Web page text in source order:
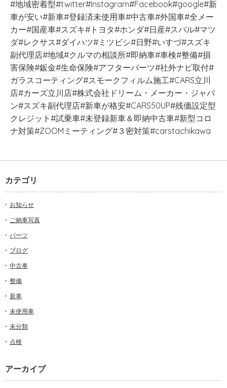
#地域密着型#twitter#Instagram#Facebook#google#新
車が安い#新車#登録済未使用車#中古車#外国車#全メー
カー#国産車#スズキ#トヨタ#ホンダ#日産#スバル#マツ
ダ#レクサス#ダイハツ#ミツビシ#日野#いすづ#スズキ
副代理店#地域#クルマの相談所#即納車#車検#整備#損
害保険#鈑金#生命保険#アフターパーツ#社外ナビ取付#
ガラスコーティング#スモークフィルム施工#CARS立川
店#カーズ立川店#株式会社ドリーム・メーカー・ジャパ
ン#スズキ副代理店#新車が格安#CARS50UP#残価設定型
クレジット#試乗車#未登録新車＆即納中古車#新型コロ
ナ対策#ZOOMミーティング#３密対策#carstachikawa
カテゴリ
お知らせ
ご納車写真
パーツ
ブログ
中古車
整備
新車
未使用車
未分類
点検
アーカイブ